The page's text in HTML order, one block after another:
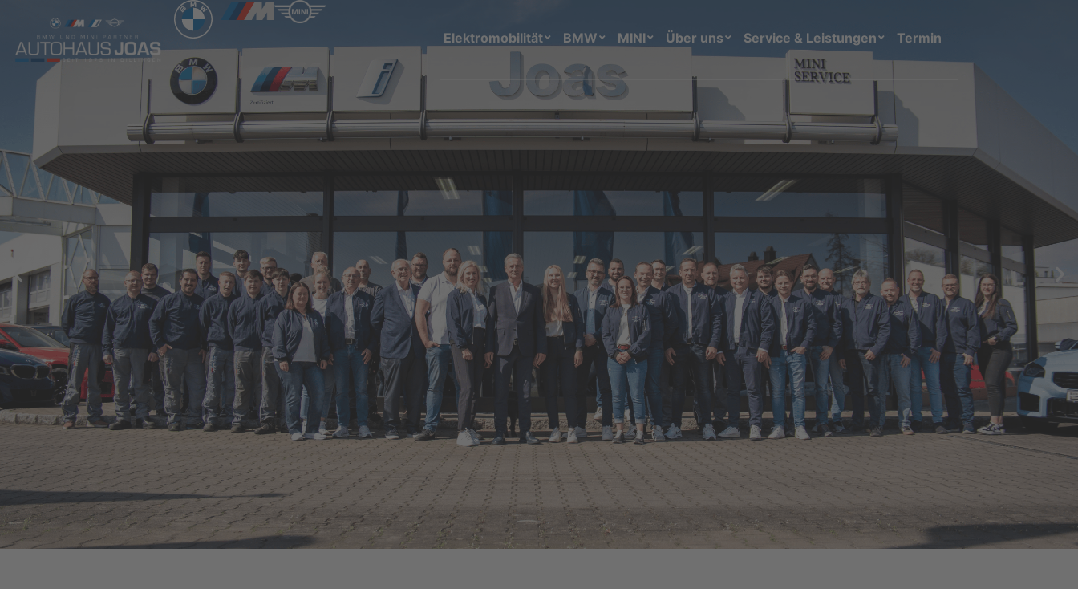
Elektromobilität BMW MINI Über uns Service & Leistungen
Reparatur & Wartung
Autoglas
MINI Service Inclusive
BMW Service Inclusive
Individuelle Sonderausstattungen BMW und MINI
Termin